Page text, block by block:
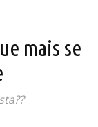
mais se